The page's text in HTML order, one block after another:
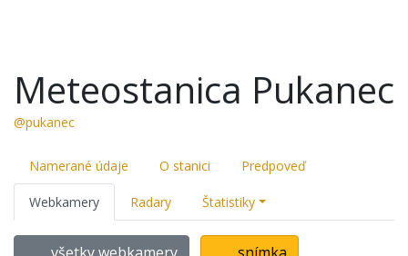
Meteostanica Pukanec
@pukanec
Namerané údaje O stanici Predpoveď
Webkamery Radary Štatistiky